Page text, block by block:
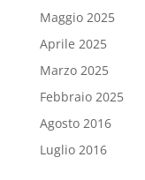
Maggio 2025
Aprile 2025
Marzo 2025
Febbraio 2025
Agosto 2016
Luglio 2016